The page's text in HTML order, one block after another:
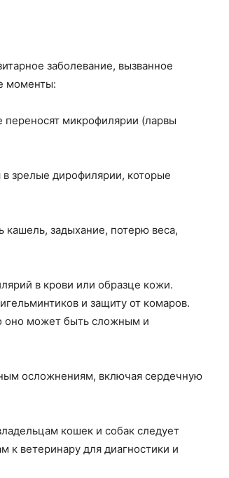
заболевание, вызванное
моменты:
переносят микрофилярии (ларвы
зрелые дирофилярии, которые
задыхание, потерю веса,
в крови или образце кожи.
и защиту от комаров.
оно может быть сложным и
осложнениям, включая сердечную
кошек и собак следует
к ветеринару для диагностики и